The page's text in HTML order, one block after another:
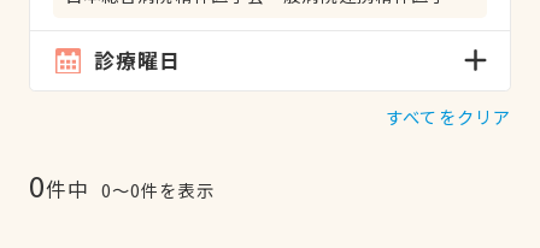
診療曜日
すべてをクリア
0件中 0〜0件を表示